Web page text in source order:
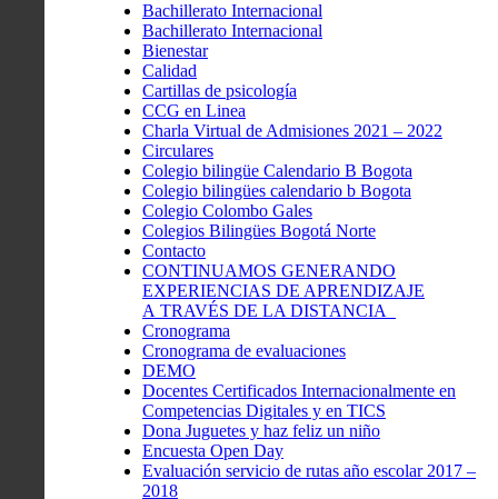
Bachillerato Internacional
Bachillerato Internacional
Bienestar
Calidad
Cartillas de psicología
CCG en Linea
Charla Virtual de Admisiones 2021 – 2022
Circulares
Colegio bilingüe Calendario B Bogota
Colegio bilingües calendario b Bogota
Colegio Colombo Gales
Colegios Bilingües Bogotá Norte
Contacto
CONTINUAMOS GENERANDO
EXPERIENCIAS DE APRENDIZAJE
A TRAVÉS DE LA DISTANCIA
Cronograma
Cronograma de evaluaciones
DEMO
Docentes Certificados Internacionalmente en
Competencias Digitales y en TICS
Dona Juguetes y haz feliz un niño
Encuesta Open Day
Evaluación servicio de rutas año escolar 2017 –
2018